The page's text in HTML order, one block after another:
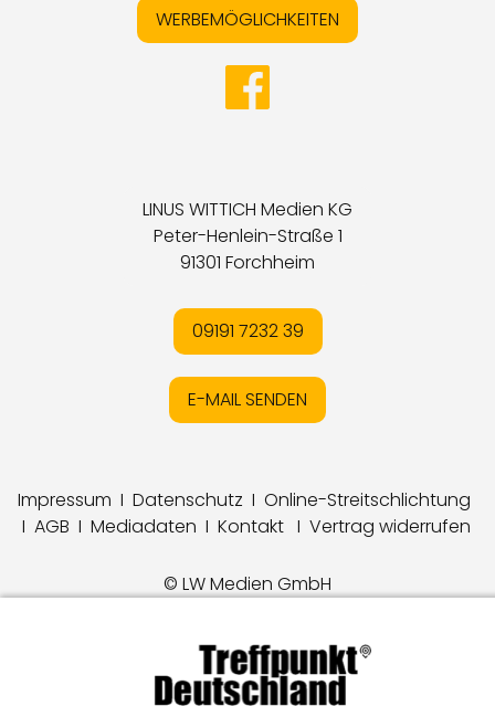
WERBEMÖGLICHKEITEN
LINUS WITTICH Medien KG
Peter-Henlein-Straße 1
91301 Forchheim
09191 7232 39
E-MAIL SENDEN
Impressum I Datenschutz I Online-Streitschlichtung
I AGB I Mediadaten I Kontakt I Vertrag widerrufen
© LW Medien GmbH